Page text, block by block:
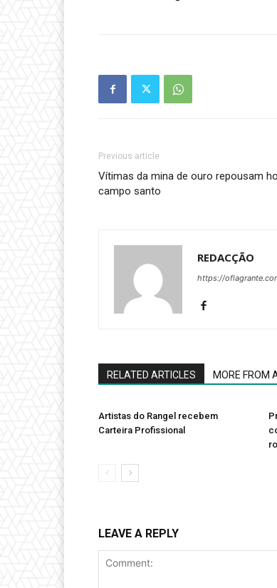
Previous article
Vítimas da mina de ouro repousam
campo santo
REDACÇÃO
https://
RELATED ARTICLES MORE FROM
Artistas do Rangel recebem
Carteira Profissional
LEAVE A REPLY